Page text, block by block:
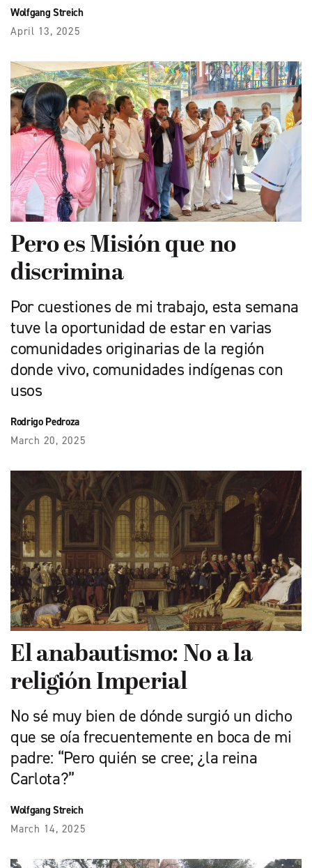
Wolfgang Streich
April 13, 2025
Pero es Misión que no
discrimina
Por cuestiones de mi trabajo, esta semana
tuve la oportunidad de estar en varias
comunidades originarias de la región
donde vivo, comunidades indígenas con
usos
Rodrigo Pedroza
March 20, 2025
El anabautismo: No a la
religión Imperial
No sé muy bien de dónde surgió un dicho
que se oía frecuentemente en boca de mi
padre: “Pero quién se cree; ¿la reina
Carlota?”
Wolfgang Streich
March 14, 2025